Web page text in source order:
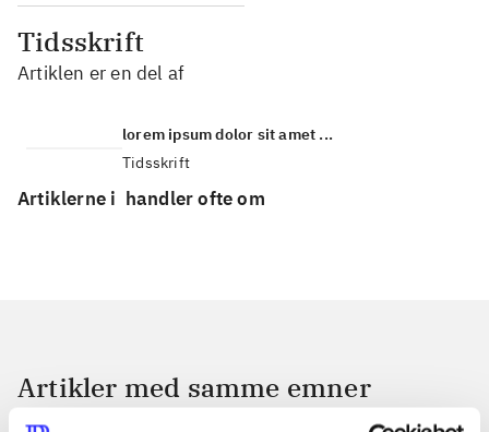
Tidsskrift
Artiklen er en del af
lorem ipsum dolor sit amet ...
Tidsskrift
Artiklerne i handler ofte om
Artikler med samme emner
Fra